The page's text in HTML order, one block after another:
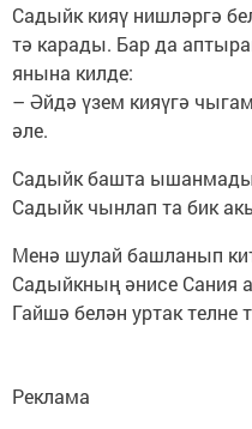
Садыйк кияү нишләргә
тә карады. Бар да
янына килде:
– Әйдә үзем кияүгә
әле.
Садыйк башта
Садыйк чынлап та бик
Менә шулай башланып
Садыйкның әнисе Сания
Гайшә белән уртак телне
Реклама